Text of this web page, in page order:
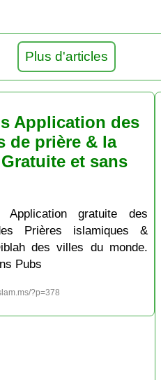
Plus d'articles
Application des
de prière & la
et sans
Application gratuite des
Prières islamiques &
des villes du monde.
Pubs
?p=378